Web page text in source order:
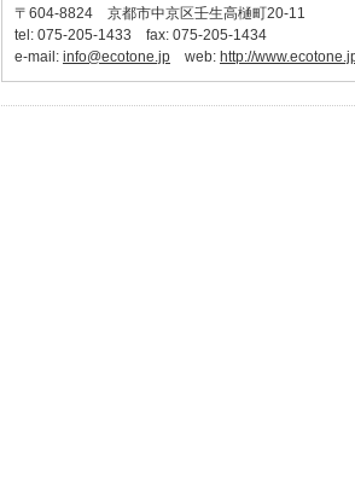
〒604-8824 京都市中京区壬生高樋町20-11
tel: 075-205-1433 fax: 075-205-1434
e-mail: info@ecotone.jp web: http://